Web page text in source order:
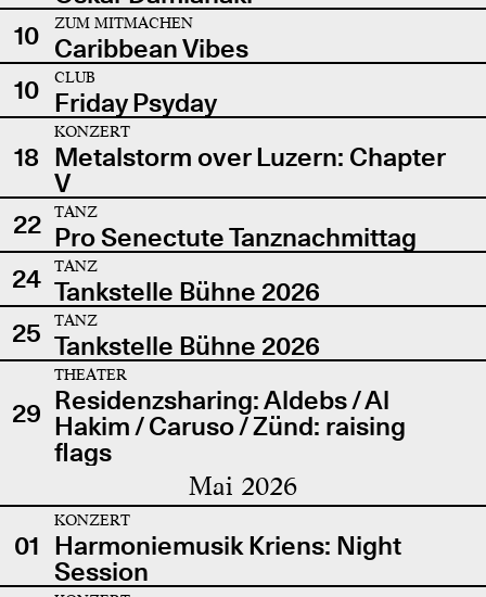
10
ZUM MITMACHEN
Caribbean Vibes
10
CLUB
Friday Psyday
18
KONZERT
Metalstorm over Luzern: Chapter
V
22
TANZ
Pro Senectute Tanznachmittag
24
TANZ
Tankstelle Bühne 2026
25
TANZ
Tankstelle Bühne 2026
29
THEATER
Residenzsharing: Aldebs / Al
Hakim / Caruso / Zünd: raising
flags
Mai 2026
01
KONZERT
Harmoniemusik Kriens: Night
Session